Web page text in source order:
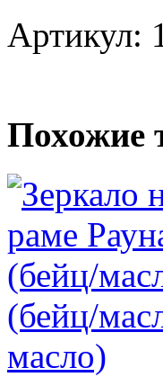
Артикул:
Похожие
(бейц/
масло)